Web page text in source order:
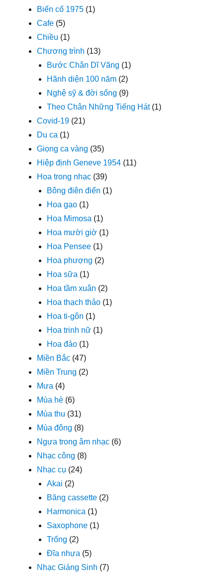
Biến cố 1975 (1)
Cafe (5)
Chiều (1)
Chương trình (13)
Bước Chân Dĩ Vãng (1)
Hãnh diện 100 năm (2)
Nghệ sỹ & đời sống (9)
Theo Chân Những Tiếng Hát(1)
Covid-19 (21)
Du ca (1)
Giọng ca vàng (35)
Hiệp định Geneve 1954 (11)
Hoa trong nhạc (39)
Bông điên điển (1)
Hoa gạo (1)
Hoa Mimosa (1)
Hoa mười giờ (1)
Hoa Pensee (1)
Hoa phượng (2)
Hoa sữa (1)
Hoa tầm xuân (2)
Hoa thạch thảo (1)
Hoa ti-gôn (1)
Hoa trinh nữ (1)
Hoa đào (1)
Miền Bắc (47)
Miền Trung (2)
Mưa (4)
Mùa hè (6)
Mùa thu (31)
Mùa đông (8)
Ngựa trong âm nhạc (6)
Nhạc công (8)
Nhạc cụ (24)
Akai (2)
Băng cassette (2)
Harmonica (1)
Saxophone (1)
Trống (2)
Đĩa nhựa (5)
Nhạc Giáng Sinh (7)